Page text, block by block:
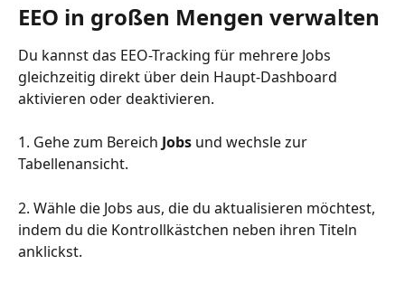
EEO in großen Mengen verwalten
Du kannst das EEO-Tracking für mehrere Jobs
gleichzeitig direkt über dein Haupt-Dashboard
aktivieren oder deaktivieren.
1. Gehe zum Bereich Jobs und wechsle zur
Tabellenansicht.
2. Wähle die Jobs aus, die du aktualisieren möchtest,
indem du die Kontrollkästchen neben ihren Titeln
anklickst.